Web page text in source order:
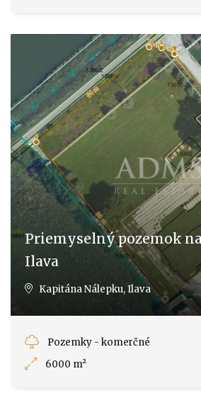
Priemyselný pozemok
Ilava
Kapitána Nálepku, Ilava
Pozemky - komerčné
6000 m²